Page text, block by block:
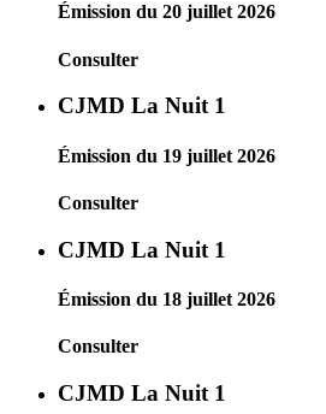
Émission du 20 juillet 2026
Consulter
CJMD La Nuit 1
Émission du 19 juillet 2026
Consulter
CJMD La Nuit 1
Émission du 18 juillet 2026
Consulter
CJMD La Nuit 1